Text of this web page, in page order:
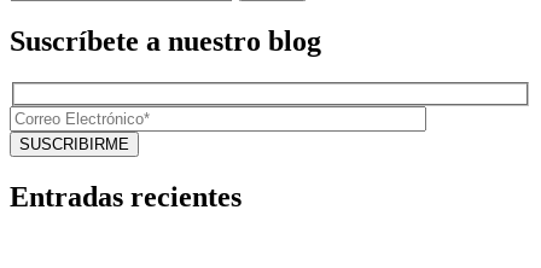
Suscríbete a nuestro blog
Entradas recientes